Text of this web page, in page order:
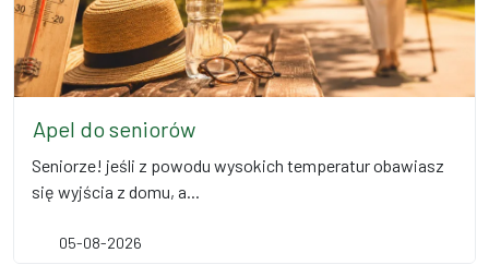
Apel do seniorów
Seniorze! jeśli z powodu wysokich temperatur obawiasz
się wyjścia z domu, a...
05-08-2026